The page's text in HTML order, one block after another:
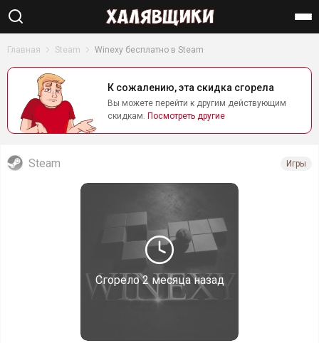
Главная Steam Winexy бесплатно в Steam
К сожалению, эта скидка сгорела
Вы можете перейти к другим действующим
скидкам. Посмотреть другие
Сгорело2 месяца назад
Steam Игры